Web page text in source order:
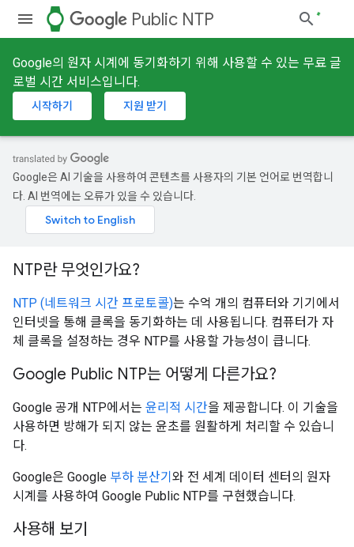
watch Public NTP
Google의 원자 시계에 동기화하기 위해 사용할 수 있는 무료 글
로벌 시간 서비스입니다.
시작하기 지원 받기
Google은 AI 기술을 사용하여 콘텐츠를 사용자의 기본 언어로 번역합니
다. AI 번역에는 오류가 있을 수 있습니다.
NTP란 무엇인가요?
NTP (네트워크 시간 프로토콜)는 수억 개의 컴퓨터와 기기에서
인터넷을 통해 클록을 동기화하는 데 사용됩니다. 컴퓨터가 자
체 클록을 설정하는 경우 NTP를 사용할 가능성이 큽니다.
Google Public NTP는 어떻게 다른가요?
Google 공개 NTP에서는 윤리적 시간을 제공합니다. 이 기술을
사용하면 방해가 되지 않는 윤초를 원활하게 처리할 수 있습니
다.
Google은 Google 부하 분산기 와 전 세계 데이터 센터의 원자
시계를 사용하여 Google Public NTP를 구현했습니다.
사용해 보기